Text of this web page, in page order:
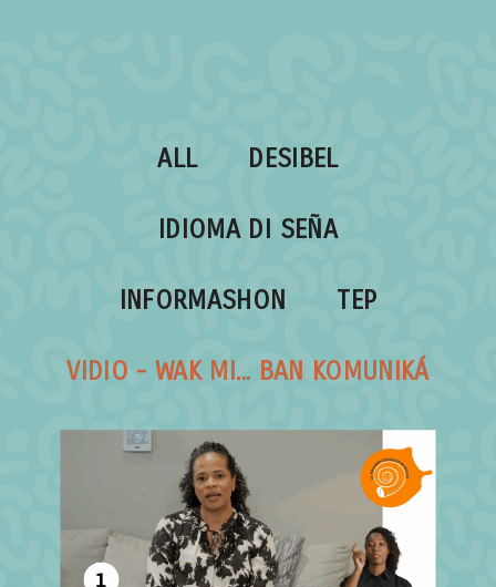
ALL DESIBEL
IDIOMA DI SEÑA
INFORMASHON TEP
VIDIO - WAK MI... BAN KOMUNIKÁ